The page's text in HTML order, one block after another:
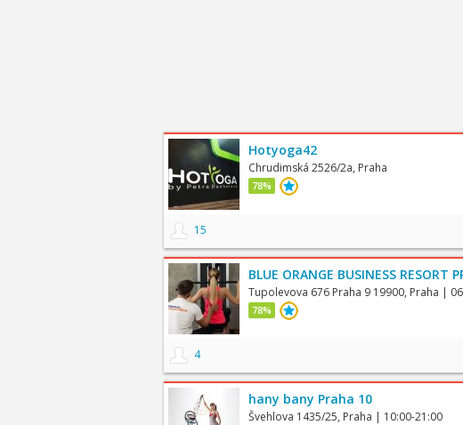
Hotyoga42
Chrudimská 2526/2a, Praha
78%
15
BLUE ORANGE BUSINESS RESORT
Tupolevova 676 Praha 9 19900, Praha |
78%
4
hany bany Praha 10
Švehlova 1435/25, Praha | 10:00-21:00